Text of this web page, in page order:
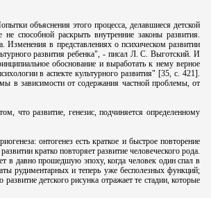
объяснения этого процесса, делавшиеся детской
способной раскрыть внутренние законы развития.
в представлениях о психическом развитии
развития ребенка", - писал Л. С. Выготский. И
обоснование и выработать к нему верное
в аспекте культурного развития" [35, с. 421].
в зависимости от содержания частной проблемы, от
что развитие, генезис, подчиняется определенному
онтогенез есть краткое и быстрое повторение
кратко повторяет развитие человеческого рода.
в давно прошедшую эпоху, когда человек один спал в
рудиментарных и теперь уже бесполезных функций;
детского рисунка отражает те стадии, которые